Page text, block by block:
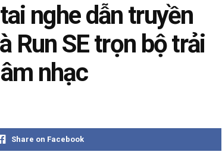
nghe dẫn truyền
Run SE trọn bộ trải
nhạc
Share on Facebook